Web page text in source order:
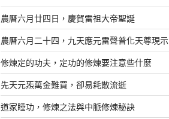
農曆六月廿四日，慶賀雷祖大帝聖誕
農曆六月二十四，九天應元雷聲普化天尊現示
修煉定的功夫，定功的修煉要注意些什麼
先天元炁萬金難買，卻易耗散流逝
道家睡功，修煉之法與中脈修煉秘訣